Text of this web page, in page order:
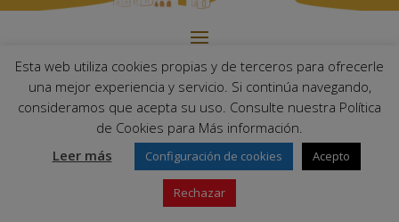
Ayuntamiento de Palma del Río. Plaza Mayor de Andalucía, 1 C.P:
14700 – Palma del Río (Córdoba)
Email:ayuntamiento@palmadelrio.es
Teléfono: 957 71 02 44 | Fax: 957 64 47 39
Esta web utiliza cookies propias y de terceros para ofrecerle
una mejor experiencia y servicio. Si continúa navegando,
consideramos que acepta su uso. Consulte nuestra Política
de Cookies para Más información.
Leer más
Configuración de cookies Acepto
Rechazar